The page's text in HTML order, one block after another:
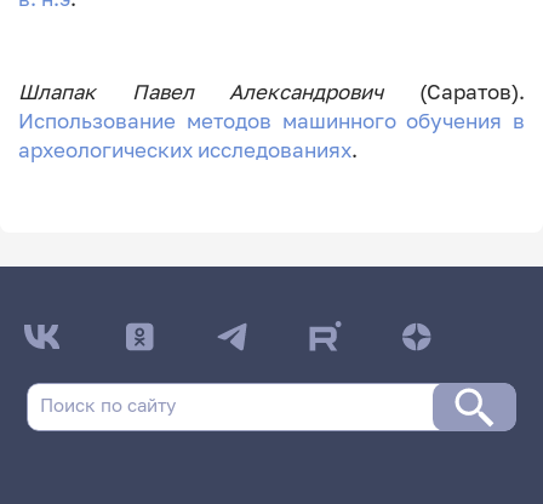
Шлапак Павел Александрович (Саратов).
Использование методов машинного обучения в
археологических исследованиях.